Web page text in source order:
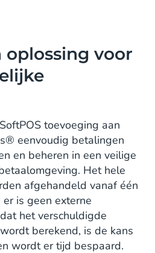
oplossing voor
toevoeging aan
eenvoudig betalingen
en beheren in een veilige
Het hele
afgehandeld vanaf één
is geen externe
het verschuldigde
berekend, is de kans
wordt er tijd bespaard.